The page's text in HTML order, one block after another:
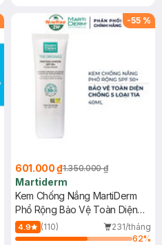
-55 %
601.000 ₫1.350.000 ₫
Martiderm
Kem Chống Nắng MartiDerm
Phổ Rộng Bảo Vệ Toàn Diện
40ml
4.9 (110)
231/tháng
62%